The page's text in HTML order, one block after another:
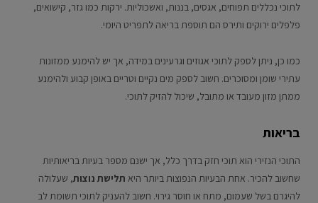
לתוכי נכללים תפוחים, אגסים, בננות, ואשכוליות. ירקות כמו גזר, קישואים,
פלפלים ירוקים ותירס הם תוספת בריאה לתפריט היומי.
כמו כן, ניתן לספק לתוכי אגוזים וגרעינים במידה, אך יש להימנע ממזונות
עתירי שומן ומסוכרים. חשוב לספק מים נקיים וטריים באופן קבוע ולהימנע
ממתן מזון מעובד או מתובל, שיכול להזיק לתוכי.
בריאות
התוכי הנזירי הוא תוכי חזק בדרך כלל, אך ישנם מספר בעיות בריאותיות
שחשוב להכיר. אחת הבעיות הנפוצות ביותר היא תלישת נוצות, שעלולה
להיגרם בשל שעמום, מתח או חוסר גירוי. חשוב להעניק לתוכי תשומת לב